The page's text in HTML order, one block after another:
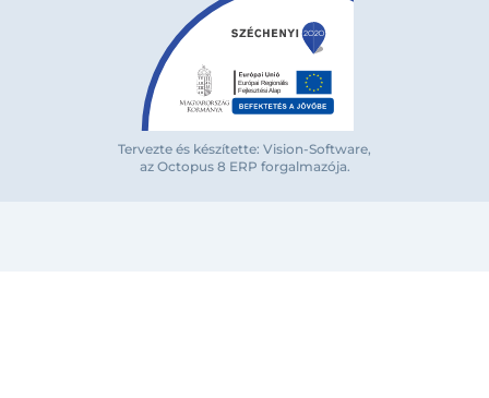
Tervezte és készítette: Vision-Software,
az Octopus 8 ERP forgalmazója.